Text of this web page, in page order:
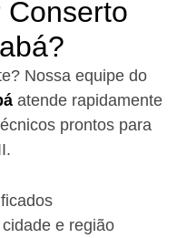
Conserto
Nossa equipe do
atende rapidamente
prontos para
e região